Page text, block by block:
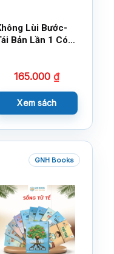
Lùi Bước-
Bản Lần 1 Có
165.000 ₫
Xem sách
GNH Books